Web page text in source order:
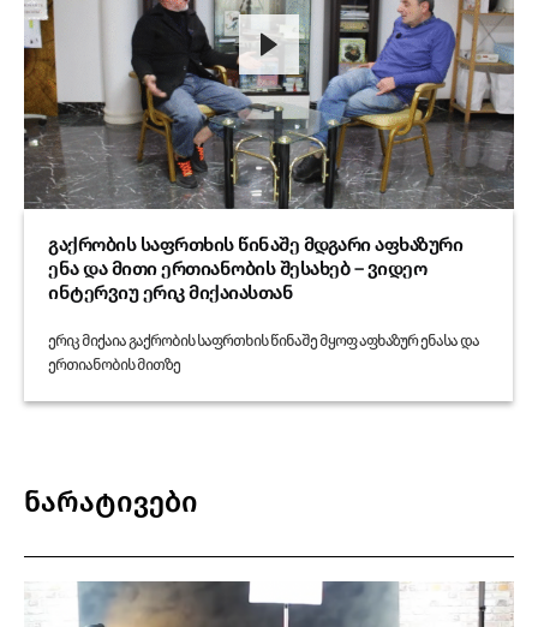
გაქრობის საფრთხის წინაშე მდგარი აფხაზური
ენა და მითი ერთიანობის შესახებ – ვიდეო
ინტერვიუ ერიკ მიქაიასთან
ერიკ მიქაია გაქრობის საფრთხის წინაშე მყოფ აფხაზურ ენასა და
ერთიანობის მითზე
ნარატივები